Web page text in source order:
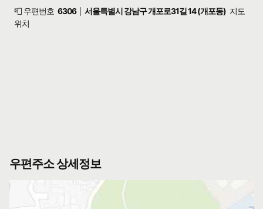
📮 우편번호 6306 서울특별시 강남구 개포로31길 14 (개포동) 지도
위치
우편주소 상세정보